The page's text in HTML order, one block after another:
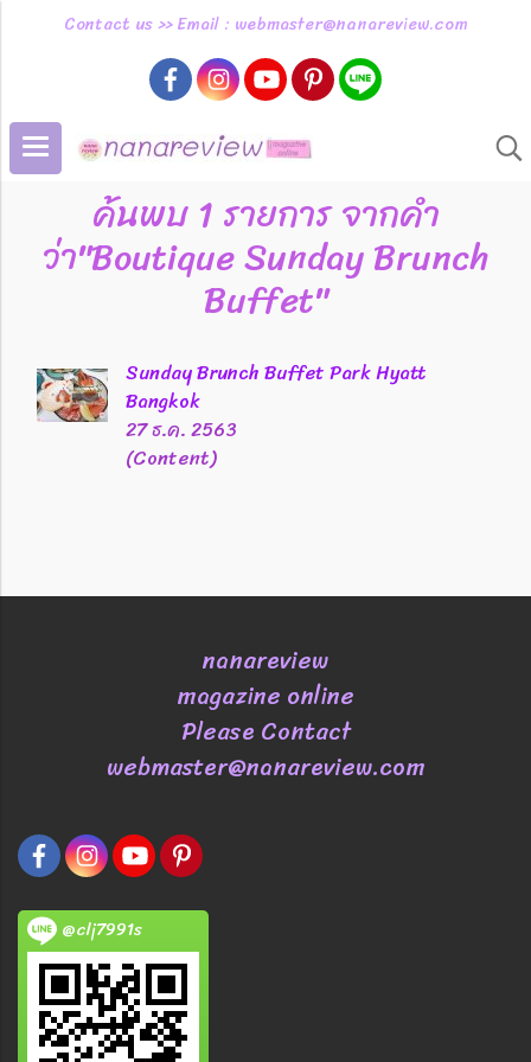
Contact us >> Email : webmaster@nanareview.com
ค้นพบ 1 รายการ จากคำ
ว่า"Boutique Sunday Brunch
Buffet"
Sunday Brunch Buffet Park Hyatt
Bangkok
27 ธ.ค. 2563
(Content)
nanareview
magazine online
Please Contact
webmaster@nanareview.com
@clj7991s